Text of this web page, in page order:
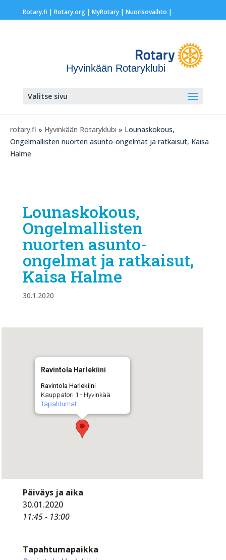
Rotary.fi | Rotary.org| MyRotary | Nuorisovaihto |
Hyvinkään Rotaryklubi
Valitse sivu
rotary.fi » Hyvinkään Rotaryklubi » Lounaskokous,
Ongelmallisten nuorten asunto-ongelmat ja ratkaisut, Kaisa
Halme
Lounaskokous,
Ongelmallisten
nuorten asunto-
ongelmat ja ratkaisut,
Kaisa Halme
30.1.2020
Ravintola Harlekiini
Ravintola Harlekiini
Kauppatori 1 - Hyvinkää
Tapahtumat
Päiväys ja aika
30.01.2020
11:45 - 13:00
Tapahtumapaikka